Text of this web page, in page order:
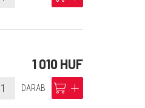
1 010 HUF
DARAB cart add